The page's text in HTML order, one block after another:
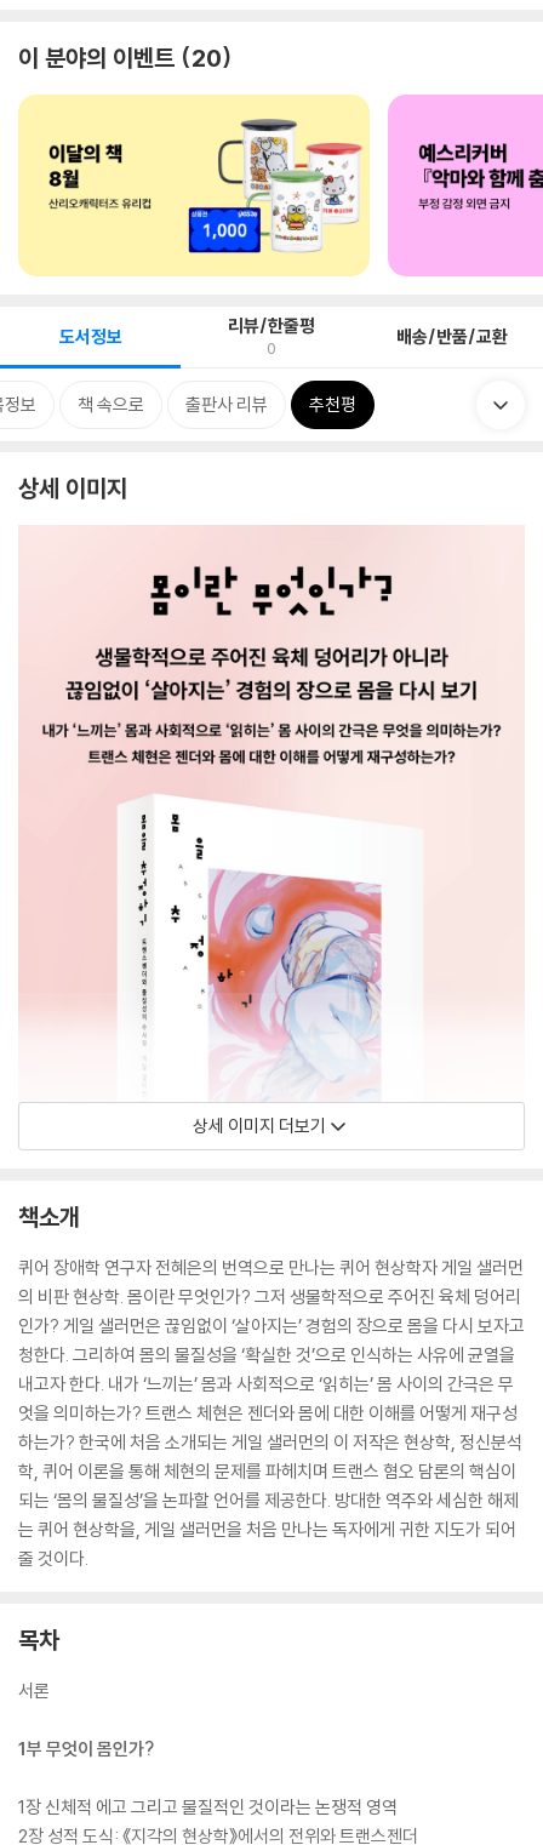
이 분야의 이벤트 20
도서정보 리뷰/한줄평
0 배송/반품/교환
정보 책 속으로 출판사 리뷰 추천평
상세 이미지
상세 이미지 더보기
책소개
퀴어 장애학 연구자 전혜은의 번역으로 만나는 퀴어 현상학자 게일 샐러먼
의 비판 현상학. 몸이란 무엇인가? 그저 생물학적으로 주어진 육체 덩어리
인가? 게일 샐러먼은 끊임없이 ‘살아지는’ 경험의 장으로 몸을 다시 보자고
청한다. 그리하여 몸의 물질성을 ‘확실한 것’으로 인식하는 사유에 균열을
내고자 한다. 내가 ‘느끼는’ 몸과 사회적으로 ‘읽히는’ 몸 사이의 간극은 무
엇을 의미하는가? 트랜스 체현은 젠더와 몸에 대한 이해를 어떻게 재구성
하는가? 한국에 처음 소개되는 게일 샐러먼의 이 저작은 현상학, 정신분석
학, 퀴어 이론을 통해 체현의 문제를 파헤치며 트랜스 혐오 담론의 핵심이
되는 ‘몸의 물질성’을 논파할 언어를 제공한다. 방대한 역주와 세심한 해제
는 퀴어 현상학을, 게일 샐러먼을 처음 만나는 독자에게 귀한 지도가 되어
줄 것이다.
목차
서론
1부 무엇이 몸인가?
1장 신체적 에고 그리고 물질적인 것이라는 논쟁적 영역
2장 성적 도식: 《지각의 현상학》에서의 전위와 트랜스젠더